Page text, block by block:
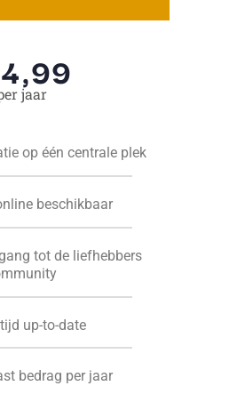
jaar
op één centrale plek
beschikbaar
tot de liefhebbers
up-to-date
bedrag per jaar